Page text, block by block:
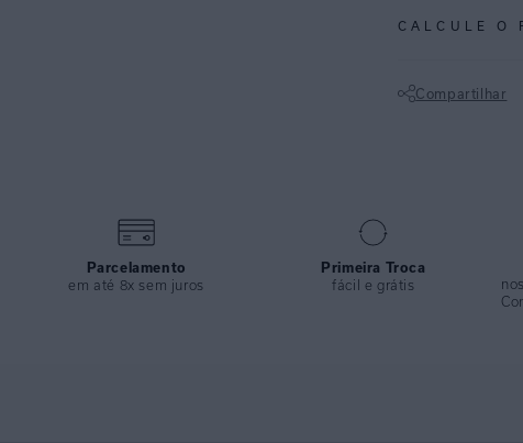
impecável.
CALCULE O
Compartilhar
Parcelamento
em até 8x sem juros
Primeira Troca
fácil e grátis